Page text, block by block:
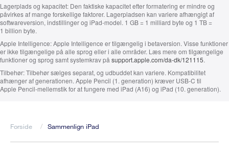
Lagerplads og kapacitet:Den faktiske kapacitet efter formatering er mindre og
påvirkes af mange forskellige faktorer. Lagerpladsen kan variere afhængigt af
softwareversion, indstillinger og iPad-model. 1 GB = 1 milliard byte og 1 TB =
1 billion byte.
Apple Intelligence:Apple Intelligence er tilgængelig i betaversion. Visse funktioner
er ikke tilgængelige på alle sprog eller i alle områder. Læs mere om tilgængelige
funktioner og sprog samt systemkrav på support.apple.com/da-dk/121115.
Tilbehør:Tilbehør sælges separat, og udbuddet kan variere. Kompatibilitet
afhænger af generationen. Apple Pencil (1. generation) kræver USB‑C til
Apple Pencil-mellemstik for at fungere med iPad (A16) og iPad (10. generation).
Brødkrumme
Forside Sammenlign iPad